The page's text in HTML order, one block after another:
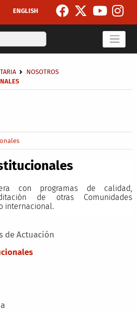
ENGLISH
Search
ayuda a la navegación
NOSOTROS
de Actuación
con programas de calidad,
de otras Comunidades
internacional.